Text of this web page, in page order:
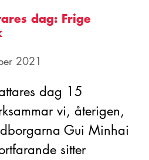
dag: Frige
2021
dag 15
vi, återigen,
Gui Minhai
sitter